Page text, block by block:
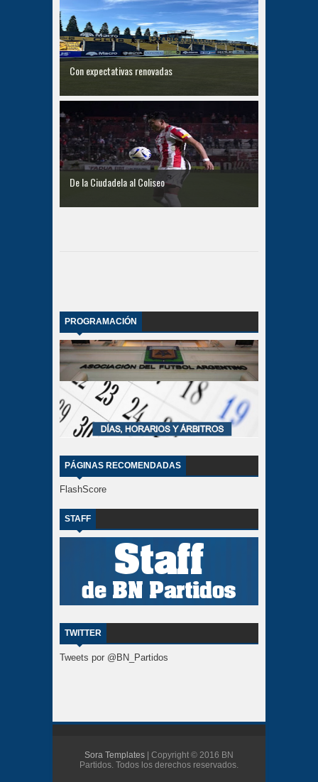
Con expectativas renovadas
De la Ciudadela al Coliseo
PROGRAMACIÓN
PÁGINAS RECOMENDADAS
FlashScore
STAFF
TWITTER
Tweets por @BN_Partidos
Sora Templates | Copyright © 2016 BN
Partidos. Todos los derechos reservados.